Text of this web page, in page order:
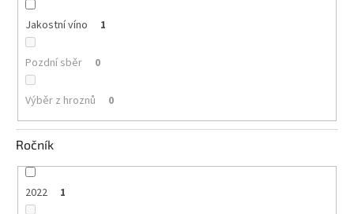
Jakostní víno 1
Pozdní sběr 0
Výběr z hroznů 0
Ročník
2022 1